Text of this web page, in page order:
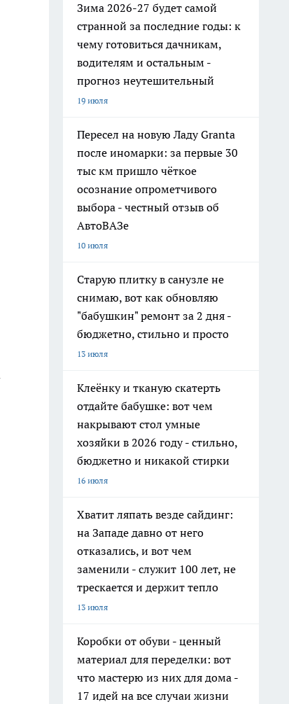
Зима 2026-27 будет самой
странной за последние годы: к
чему готовиться дачникам,
водителям и остальным -
прогноз неутешительный
19 июля
Пересел на новую Ладу Granta
после иномарки: за первые 30
тыс км пришло чёткое
осознание опрометчивого
выбора - честный отзыв об
АвтоВАЗе
10 июля
Старую плитку в санузле не
снимаю, вот как обновляю
"бабушкин" ремонт за 2 дня -
бюджетно, стильно и просто
13 июля
Клеёнку и тканую скатерть
отдайте бабушке: вот чем
накрывают стол умные
хозяйки в 2026 году - стильно,
бюджетно и никакой стирки
16 июля
Хватит ляпать везде сайдинг:
на Западе давно от него
отказались, и вот чем
заменили - служит 100 лет, не
трескается и держит тепло
13 июля
Коробки от обуви - ценный
материал для переделки: вот
что мастерю из них для дома -
17 идей на все случаи жизни